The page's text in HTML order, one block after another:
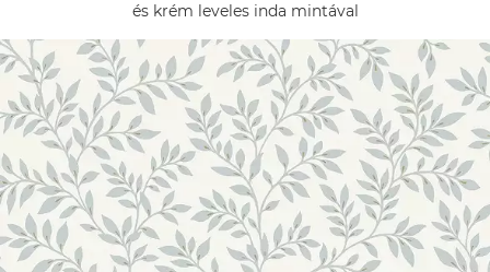
és krém leveles inda mintával